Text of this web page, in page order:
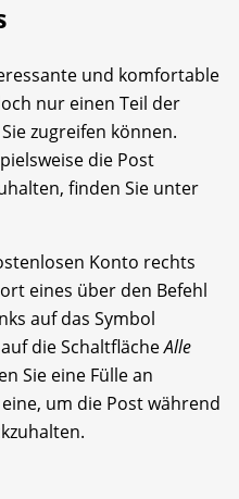
und komfortable
nur einen Teil der
zugreifen können.
die Post
finden Sie unter
Konto rechts
eines über den Befehl
auf das Symbol
die SchaltflächeAlle
Sie eine Fülle an
um die Post während